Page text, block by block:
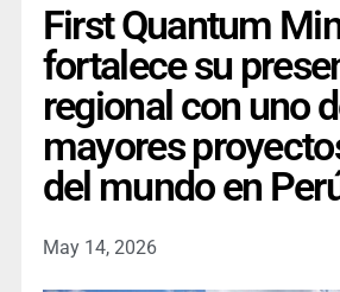
First Quantum
fortalece su
regional con uno
mayores
del mundo en
May 14, 2026